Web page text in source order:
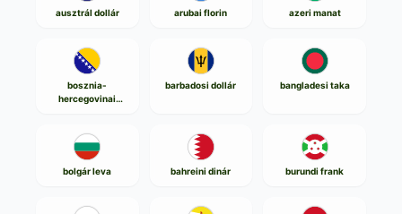
ausztrál dollár arubai florin azeri manat
bosznia-
hercegovinai
barbadosi dollár bangladesi taka
bolgár leva bahreini dinár burundi frank